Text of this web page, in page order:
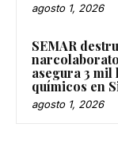
agosto 1, 2026
SEMAR
asegura 3 mil
químicos en
agosto 1, 2026